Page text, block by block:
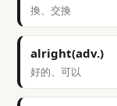
換、交換
alright(adv.)
好的、可以